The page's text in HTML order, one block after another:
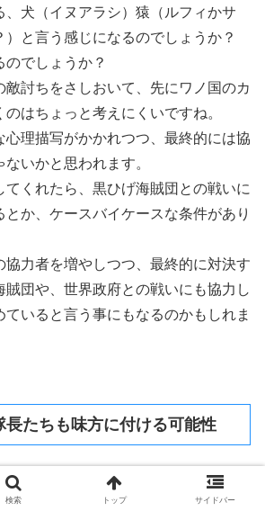
、犬（イヌアラシ）猿（ルフィかサ
）と言う感じになるのでしょうか？
のでしょうか？
敵討ちをさしおいて、先にワノ国のカ
はちょっと考えにくいですね。
心理描写がかかれつつ、最終的には協
いかと思われます。
てくれたら、黒ひげ海賊団との戦いに
とか、ケースバイケースな条件があり
協力者を増やしつつ、最終的に対決す
賊団や、世界政府との戦いにも協力し
ていると言う事にもなるのかもしれま
長たちも味方に付ける可能性
がその後に吐血していることか
検索 トップ サイドバー